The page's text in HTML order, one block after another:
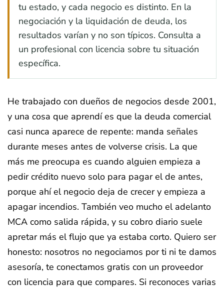
tu estado, y cada negocio es distinto. En la
negociación y la liquidación de deuda, los
resultados varían y no son típicos. Consulta a
un profesional con licencia sobre tu situación
específica.
He trabajado con dueños de negocios desde 2001,
y una cosa que aprendí es que la deuda comercial
casi nunca aparece de repente: manda señales
durante meses antes de volverse crisis. La que
más me preocupa es cuando alguien empieza a
pedir crédito nuevo solo para pagar el de antes,
porque ahí el negocio deja de crecer y empieza a
apagar incendios. También veo mucho el adelanto
MCA como salida rápida, y su cobro diario suele
apretar más el flujo que ya estaba corto. Quiero ser
honesto: nosotros no negociamos por ti ni te damos
asesoría, te conectamos gratis con un proveedor
con licencia para que compares. Si reconoces varias